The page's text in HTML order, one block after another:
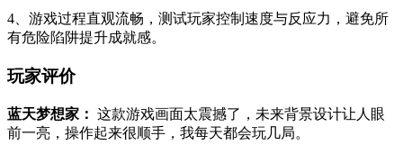
4、游戏过程直观流畅，测试玩家控制速度与反应力，避免所
有危险陷阱提升成就感。
玩家评价
蓝天梦想家： 这款游戏画面太震撼了，未来背景设计让人眼
前一亮，操作起来很顺手，我每天都会玩几局。